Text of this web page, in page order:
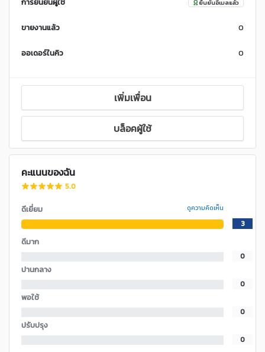
ยืนยันอีเมลแล้ว
ขายงานแล้ว 0
ออเดอร์ในคิว 0
เพิ่มเพื่อน
บล็อคผู้ใช้
คะแนนของฉัน
5.0
ดีเยี่ยม ดูความคิดเห็น
3
ดีมาก
0
ปานกลาง
0
พอใช้
0
ปรับปรุง
0